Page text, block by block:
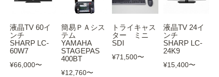
液晶TV 60イ
ンチ
SHARP LC-
60W7
¥66,000〜
簡易ＰＡシス
テム
YAMAHA
STAGEPAS
400BT
¥12,760〜
トライキャス
ター ミニ
SDI
¥71,500〜
液晶TV 24イ
ンチ
SHARP LC-
24K9
¥15,400〜